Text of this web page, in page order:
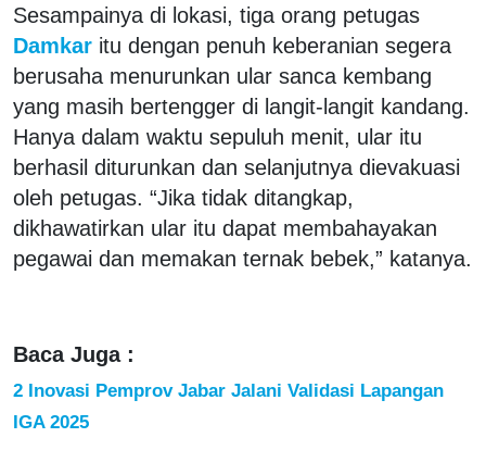
Sesampainya di lokasi, tiga orang petugas
Damkar itu dengan penuh keberanian segera
berusaha menurunkan ular sanca kembang
yang masih bertengger di langit-langit kandang.
Hanya dalam waktu sepuluh menit, ular itu
berhasil diturunkan dan selanjutnya dievakuasi
oleh petugas. “Jika tidak ditangkap,
dikhawatirkan ular itu dapat membahayakan
pegawai dan memakan ternak bebek,” katanya.
Baca Juga :
2 Inovasi Pemprov Jabar Jalani Validasi Lapangan
IGA 2025